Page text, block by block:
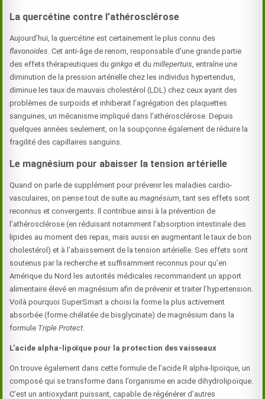
La quercétine contre l’athérosclérose
Aujourd’hui, laquercétineest certainement le plus connu des
flavonoïdes . Cet anti-âge de renom, responsable d’une grande partie
des effets thérapeutiques duginkgoet dumillepertuis , entraîne une
diminution de la pression artérielle chez les individus hypertendus,
diminue les taux de mauvais cholestérol (LDL) chez ceux ayant des
problèmes de surpoids et inhiberait l’agrégation des plaquettes
sanguines, un mécanisme impliqué dans l’athérosclérose. Depuis
quelques années seulement, on la soupçonne également de réduire la
fragilité des capillaires sanguins.
Le magnésium pour abaisser la tension artérielle
Quand on parle de supplément pour prévenir les maladies cardio-
vasculaires, on pense tout de suite aumagnésium , tant ses effets sont
reconnus et convergents. Il contribue ainsi à la prévention de
l’athérosclérose (en réduisant notamment l’absorption intestinale des
lipides au moment des repas, mais aussi en augmentant le taux de bon
cholestérol) et à l’abaissement de la tension artérielle. Ses effets sont
soutenus par la recherche et suffisamment reconnus pour qu’en
Amérique du Nord les autorités médicales recommandent un apport
alimentaire élevé en magnésium afin de prévenir et traiter l’hypertension.
Voilà pourquoi SuperSmart a choisi la forme la plus activement
absorbée (forme chélatée de bisglycinate) de magnésium dans la
formule Triple Protect
L’acide alpha-lipoïque pour la protection des vaisseaux
On trouve également dans cette formule de l’acide R alpha-lipoïque, un
composé qui se transforme dans l’organisme en acide dihydrolipoïque.
C’est un antioxydant puissant, capable de régénérer d’autres